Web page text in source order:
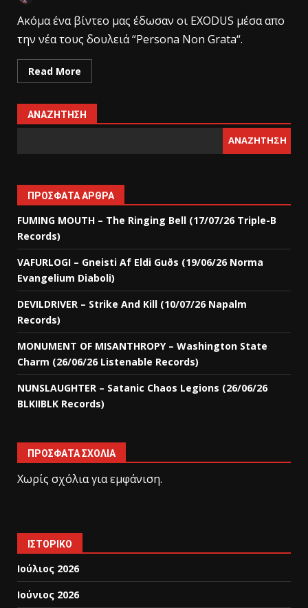
Aκόμα ένα βίντεο μας έδωσαν οι EXODUS μέσα απο
την νέα τους δουλειά “Persona Non Grata“.
Read More
ΑΝΑΖΉΤΗΣΗ
ΑΝΑΖΉΤΗΣΗ
ΠΡΌΣΦΑΤΑ ΆΡΘΡΑ
FUMING MOUTH – The Ringing Bell (17/07/26 Triple-B
Records)
VAFURLOGI – Gneisti Af Eldi Guðs (19/06/26 Norma
Evangelium Diaboli)
DEVILDRIVER – Strike And Kill (10/07/26 Napalm
Records)
MONUMENT OF MISANTHROPY – Washington State
Charm (26/06/26 Listenable Records)
NUNSLAUGHTER – Satanic Chaos Legions (26/06/26
BLKIIBLK Records)
ΠΡΌΣΦΑΤΑ ΣΧΌΛΙΑ
Χωρίς σχόλια για εμφάνιση.
ΙΣΤΟΡΙΚΌ
Ιούλιος 2026
Ιούνιος 2026